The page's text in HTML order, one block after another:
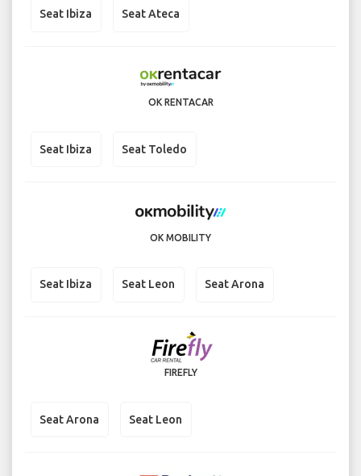
Seat Ibiza Seat Ateca
OK RENTACAR
Seat Ibiza Seat Toledo
OK MOBILITY
Seat Ibiza Seat Leon Seat Arona
FIREFLY
Seat Arona Seat Leon